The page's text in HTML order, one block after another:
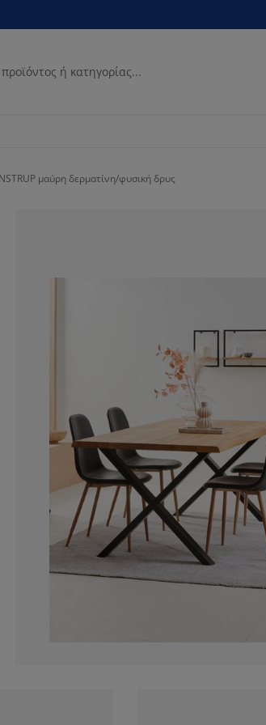
μαύρη δερματίνη/φυσική δρυς